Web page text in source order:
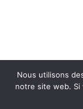
Nous utilisons
notre site web. Si